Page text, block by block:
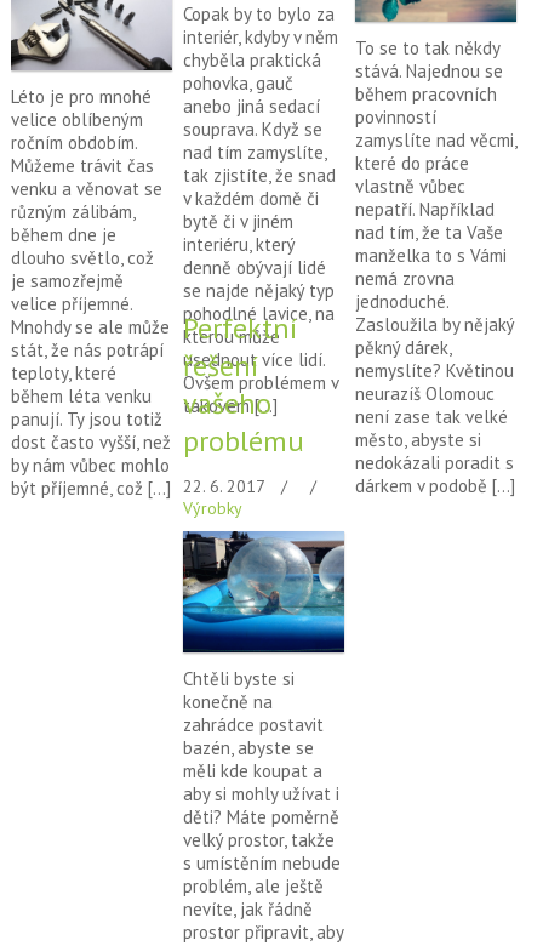
Copak by to bylo za
interiér, kdyby v něm
chyběla praktická
pohovka, gauč
anebo jiná sedací
souprava. Když se
nad tím zamyslíte,
tak zjistíte, že snad
v každém domě či
bytě či v jiném
interiéru, který
denně obývají lidé
se najde nějaký typ
pohodlné lavice, na
kterou může
usednout více lidí.
Ovšem problémem v
takovém […]
To se to tak někdy
stává. Najednou se
během pracovních
povinností
zamyslíte nad věcmi,
které do práce
vlastně vůbec
nepatří. Například
nad tím, že ta Vaše
manželka to s Vámi
nemá zrovna
jednoduché.
Zasloužila by nějaký
pěkný dárek,
nemyslíte? Květinou
neurazíš Olomouc
není zase tak velké
město, abyste si
nedokázali poradit s
dárkem v podobě […]
Léto je pro mnohé
velice oblíbeným
ročním obdobím.
Můžeme trávit čas
venku a věnovat se
různým zálibám,
během dne je
dlouho světlo, což
je samozřejmě
velice příjemné.
Mnohdy se ale může
stát, že nás potrápí
teploty, které
během léta venku
panují. Ty jsou totiž
dost často vyšší, než
by nám vůbec mohlo
být příjemné, což […]
Perfektní
řešení
vašeho
problému
22. 6. 2017
Výrobky
Chtěli byste si
konečně na
zahrádce postavit
bazén, abyste se
měli kde koupat a
aby si mohly užívat i
děti? Máte poměrně
velký prostor, takže
s umístěním nebude
problém, ale ještě
nevíte, jak řádně
prostor připravit, aby